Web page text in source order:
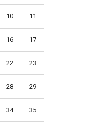
10 11
16 17
22 23
28 29
34 35